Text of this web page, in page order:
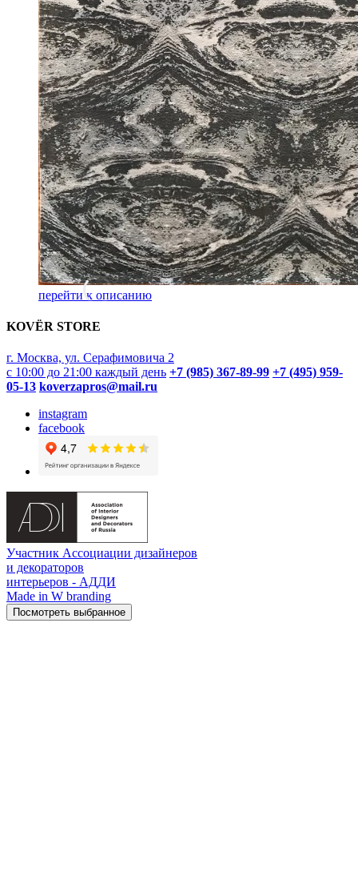
перейти к описанию
KOVËR STORE
г. Москва, ул. Серафимовича 2
с 10:00 до 21:00 каждый день +7 (985) 367-89-99 +7 (495) 959-
05-13 koverzapros@mail.ru
instagram
facebook
Участник Ассоциации дизайнеров
и декораторов
интерьеров - АДДИ
Made in W branding
Посмотреть выбранное